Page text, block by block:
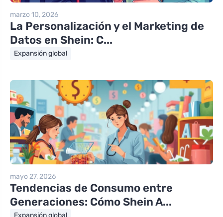
marzo 10, 2026
La Personalización y el Marketing de
Datos en Shein: C...
Expansión global
mayo 27, 2026
Tendencias de Consumo entre
Generaciones: Cómo Shein A...